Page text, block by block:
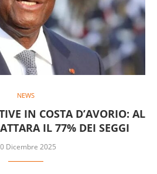
NEWS
IN COSTA D’AVORIO: AL
IL 77% DEI SEGGI
Dicembre 2025